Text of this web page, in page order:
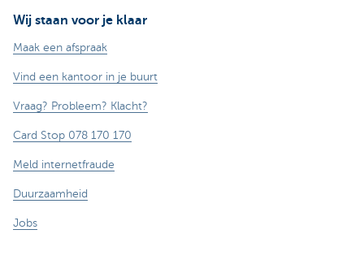
Wij staan voor je klaar
Maak een afspraak
Vind een kantoor in je buurt
Vraag? Probleem? Klacht?
Card Stop 078 170 170
Meld internetfraude
Duurzaamheid
Jobs